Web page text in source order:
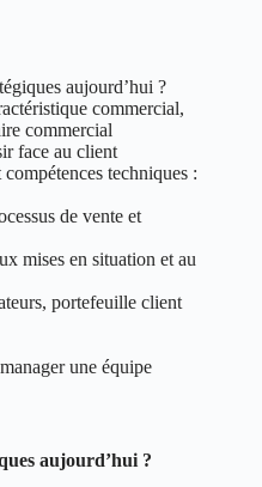
aujourd’hui ?
commercial,
commercial
face au client
techniques :
de vente et
mises en situation et au
portefeuille client
une équipe
aujourd’hui ?